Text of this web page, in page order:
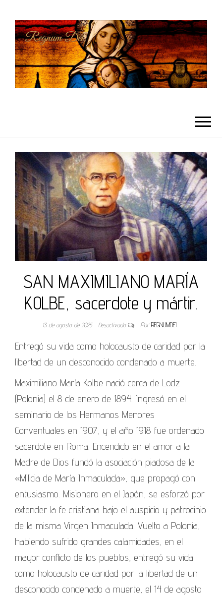
SAN MAXIMILIANO MARÍA
KOLBE, sacerdote y mártir.
13 de agosto de 2025 Desactivado Por REGNUMDEI
Entregó su vida como holocausto de caridad por la
libertad de un desconocido condenado a muerte.
Maximiliano María Kolbe nació cerca de Lodz
(Polonia) el 8 de enero de 1894. Ingresó en el
seminario de los Hermanos Menores
Conventuales en 1907, y el año 1918 fue ordenado
sacerdote en Roma. Encendido en el amor a la
Madre de Dios fundó la asociación piadosa de la
«Milicia de María Inmaculada», que propagó con
entusiasmo. Misionero en el Japón, se esforzó por
extender la fe cristiana bajo el auspicio y patrocinio
de la misma Virgen Inmaculada. Vuelto a Polonia,
habiendo sufrido grandes calamidades, en el
mayor conflicto de los pueblos, entregó su vida
como holocausto de caridad por la libertad de un
desconocido condenado a muerte, el 14 de agosto